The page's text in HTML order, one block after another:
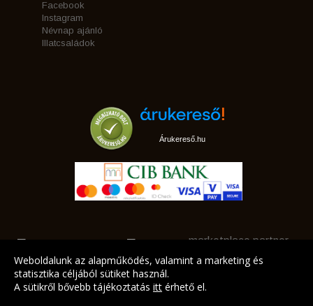
Facebook
Instagram
Névnap ajánló
Illatcsaládok
Árukereső.hu
marketplace partner
Weboldalunk az alapműködés, valamint a marketing és
statisztika céljából sütiket használ.
A sütikről bővebb tájékoztatás itt érhető el.